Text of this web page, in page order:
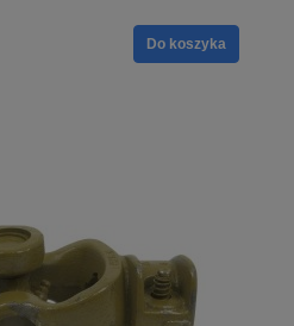
Do koszyka